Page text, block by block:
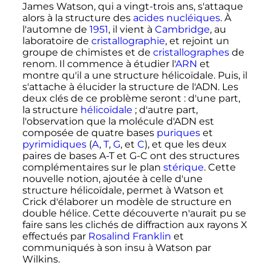
James Watson, qui a vingt-trois ans, s'attaque
alors à la structure des acides nucléiques. À
l'automne de 1951, il vient à Cambridge, au
laboratoire de cristallographie, et rejoint un
groupe de chimistes et de cristallographesde
renom. Il commence à étudier l'ARN et
montre qu'il a une structure hélicoïdale. Puis, il
s'attache à élucider la structure de l'ADN. Les
deux clés de ce problème seront : d'une part,
la structure hélicoïdale ; d'autre part,
l'observation que la molécule d'ADN est
composée de quatre bases puriqueset
pyrimidiques(A, T, G, et C), et que les deux
paires de bases A-T et G-C ont des structures
complémentaires sur le plan stérique. Cette
nouvelle notion, ajoutée à celle d'une
structure hélicoïdale, permet à Watson et
Crick d'élaborer un modèle de structure en
double hélice. Cette découverte n'aurait pu se
faire sans les clichés de diffraction aux rayons X
effectués par Rosalind Franklin et
communiqués à son insu à Watson par
Wilkins.